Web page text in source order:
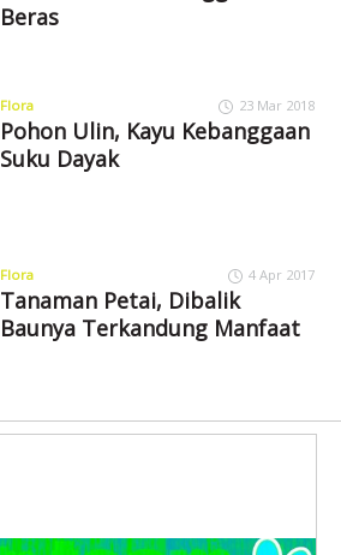
Beras
Flora 23 Mar 2018
Pohon Ulin, Kayu Kebanggaan
Suku Dayak
Flora 4 Apr 2017
Tanaman Petai, Dibalik
Baunya Terkandung Manfaat